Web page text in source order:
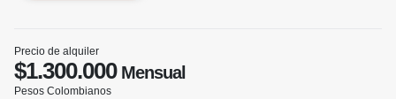
Precio de alquiler
$1.300.000Mensual
Pesos Colombianos